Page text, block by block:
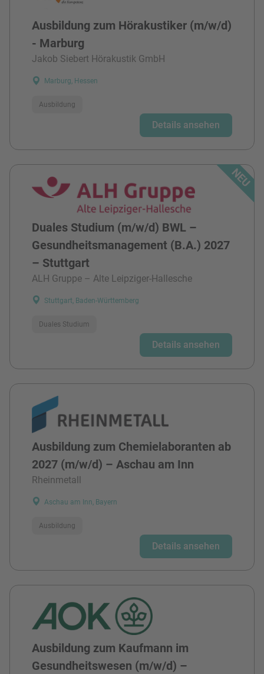
Ausbildung zum Hörakustiker (m/w/d)
- Marburg
Jakob Siebert Hörakustik GmbH
Marburg, Hessen
Ausbildung
Details ansehen
Duales Studium (m/w/d) BWL –
Gesundheitsmanagement (B.A.) 2027
– Stuttgart
ALH Gruppe – Alte Leipziger-Hallesche
Stuttgart, Baden-Württemberg
Duales Studium
Details ansehen
Ausbildung zum Chemielaboranten ab
2027 (m/w/d) – Aschau am Inn
Rheinmetall
Aschau am Inn, Bayern
Ausbildung
Details ansehen
Ausbildung zum Kaufmann im
Gesundheitswesen (m/w/d) –